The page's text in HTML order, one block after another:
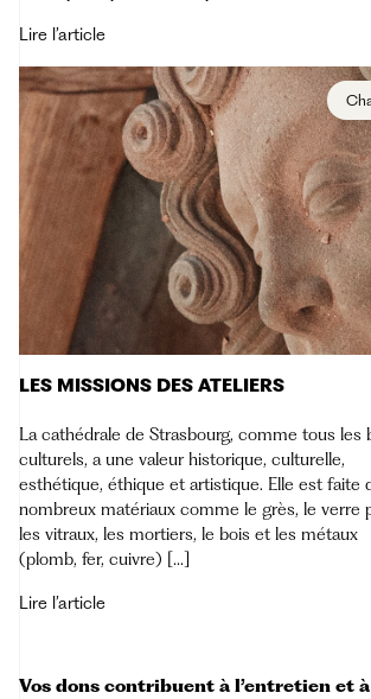
Lire l’article
LES MISSIONS DES ATELIERS
La cathédrale de Strasbourg, comme tous les
culturels, a une valeur historique, culturelle,
esthétique, éthique et artistique. Elle est faite
nombreux matériaux comme le grès, le verre
les vitraux, les mortiers, le bois et les métaux
(plomb, fer, cuivre) […]
Lire l’article
Vos dons contribuent à l’entretien et